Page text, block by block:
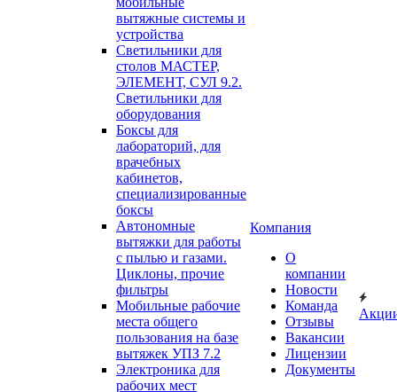
вытяжные системы и
устройства
Светильники для
столов МАСТЕР,
ЭЛЕМЕНТ, СУЛ 9.2.
Светильники для
оборудования
Боксы для
лабораторий, для
врачебных
кабинетов,
специализированные
боксы
Автономные
вытяжки для работы
с пылью и газами.
Циклоны, прочие
фильтры
Мобильные рабочие
места общего
пользования на базе
вытяжек УПЗ 7.2
Электроника для
рабочих мест
Компания
О
компании
Новости
Команда
Отзывы
Вакансии
Лицензии
Документы